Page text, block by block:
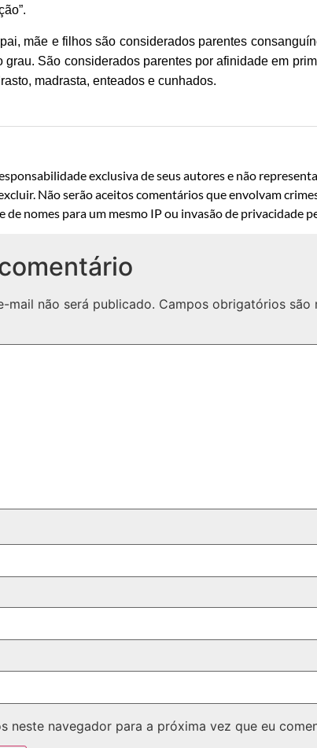
mãe e filhos são considerados parentes
grau. São considerados parentes por afinidade em
madrasta, enteados e cunhados.
exclusiva de seus autores e não
Não serão aceitos comentários que envolvam
nomes para um mesmo IP ou invasão de privacidade
mail não será publicado. Campos obrigatórios são
neste navegador para a próxima vez que eu